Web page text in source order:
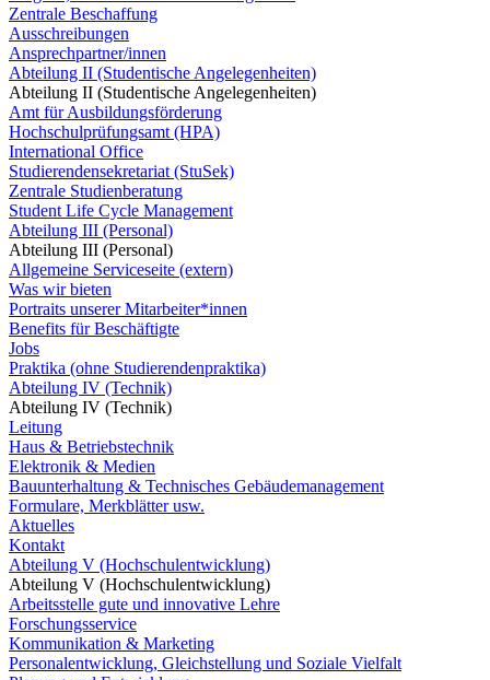
Zentrale Beschaffung
Ausschreibungen
Ansprechpartner/innen
Abteilung II (Studentische Angelegenheiten)
Abteilung II (Studentische Angelegenheiten)
Amt für Ausbildungsförderung
Hochschulprüfungsamt (HPA)
International Office
Studierendensekretariat (StuSek)
Zentrale Studienberatung
Student Life Cycle Management
Abteilung III (Personal)
Abteilung III (Personal)
Allgemeine Serviceseite (extern)
Was wir bieten
Portraits unserer Mitarbeiter*innen
Benefits für Beschäftigte
Jobs
Praktika (ohne Studierendenpraktika)
Abteilung IV (Technik)
Abteilung IV (Technik)
Leitung
Haus & Betriebstechnik
Elektronik & Medien
Bauunterhaltung & Technisches Gebäudemanagement
Formulare, Merkblätter usw.
Aktuelles
Kontakt
Abteilung V (Hochschulentwicklung)
Abteilung V (Hochschulentwicklung)
Arbeitsstelle gute und innovative Lehre
Forschungsservice
Kommunikation & Marketing
Personalentwicklung, Gleichstellung und Soziale Vielfalt